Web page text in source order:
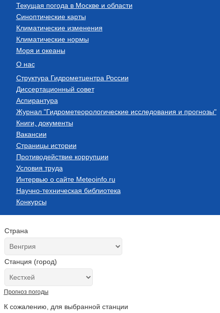
Текущая погода в Москве и области
Синоптические карты
Климатические изменения
Климатические нормы
Моря и океаны
О нас
Структура Гидрометцентра России
Диссертационный совет
Аспирантура
Журнал "Гидрометеорологические исследования и прогнозы"
Книги, документы
Вакансии
Страницы истории
Противодействие коррупции
Условия труда
Интервью о сайте Meteoinfo.ru
Научно-техническая библиотека
Конкурсы
Страна
Станция (город)
Прогноз погоды
К сожалению, для выбранной станции